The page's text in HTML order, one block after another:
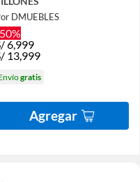
DMUEBLES
6,999
13,999
gratis
Agregar